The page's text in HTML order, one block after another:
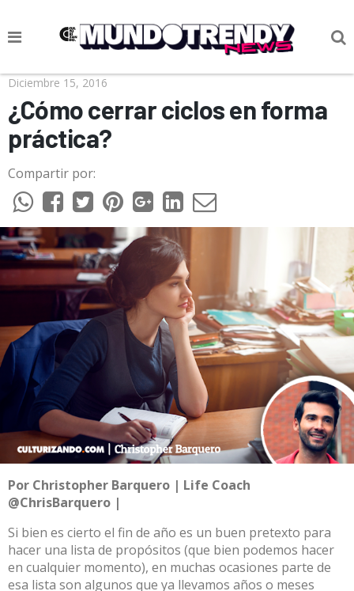
NOTICIAS
CULTURA POP
CIENCIA Y TECNOLOGÍA
VIDA
SOCIEDAD
CULTURIZANDO.COM
Diciembre 15, 2016
¿Cómo cerrar ciclos en forma
práctica?
Compartir por:
Por Christopher Barquero | Life Coach
@ChrisBarquero |
Si bien es cierto el fin de año es un buen pretexto para
hacer una lista de propósitos (que bien podemos hacer
en cualquier momento), en muchas ocasiones parte de
esa lista son algunos que ya llevamos años o meses